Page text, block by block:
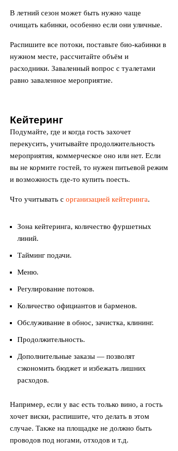
В летний сезон может быть нужно чаще
очищать кабинки, особенно если они уличные.
Распишите все потоки, поставьте био-кабинки в
нужном месте, рассчитайте объём и
расходники. Заваленный вопрос с туалетами
равно заваленное мероприятие.
Кейтеринг
Подумайте, где и когда гость захочет
перекусить, учитывайте продолжительность
мероприятия, коммерческое оно или нет. Если
вы не кормите гостей, то нужен питьевой режим
и возможность где-то купить поесть.
Что учитывать с организацией кейтеринга.
Зона кейтеринга, количество фуршетных
линий.
Тайминг подачи.
Меню.
Регулирование потоков.
Количество официантов и барменов.
Обслуживание в обнос, зачистка, клининг.
Продолжительность.
Дополнительные заказы — позволят
сэкономить бюджет и избежать лишних
расходов.
Например, если у вас есть только вино, а гость
хочет виски, распишите, что делать в этом
случае. Также на площадке не должно быть
проводов под ногами, отходов и т.д.